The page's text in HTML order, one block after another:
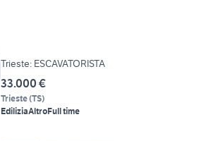
Trieste: ESCAVATORISTA
33.000 €
Trieste(TS)
EdiliziaAltroFull time